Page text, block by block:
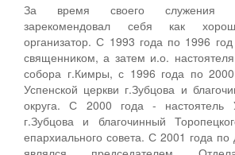
За время своего служения
зарекомендовал себя как
организатор. С 1993 года по 1996
священником, а затем и.о.
собора г.Кимры, с 1996 года по
Успенской церкви г.Зубцова и
округа. С 2000 года - настоятель
г.Зубцова и благочинный
епархиального совета. С 2001 года по